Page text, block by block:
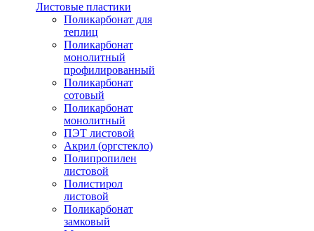
Листовые пластики
Поликарбонат для
теплиц
Поликарбонат
монолитный
профилированный
Поликарбонат
сотовый
Поликарбонат
монолитный
ПЭТ листовой
Акрил (оргстекло)
Полипропилен
листовой
Полистирол
листовой
Поликарбонат
замковый